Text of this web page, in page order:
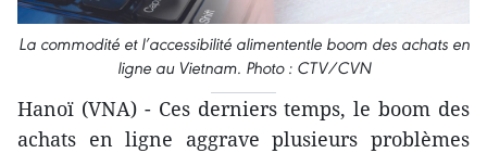
La commodité et l’accessibilité alimententle boom des achats en
ligne au Vietnam. Photo : CTV/CVN
Hanoï (VNA) - Ces derniers temps, le boom des
achats en ligne aggrave plusieurs problèmes